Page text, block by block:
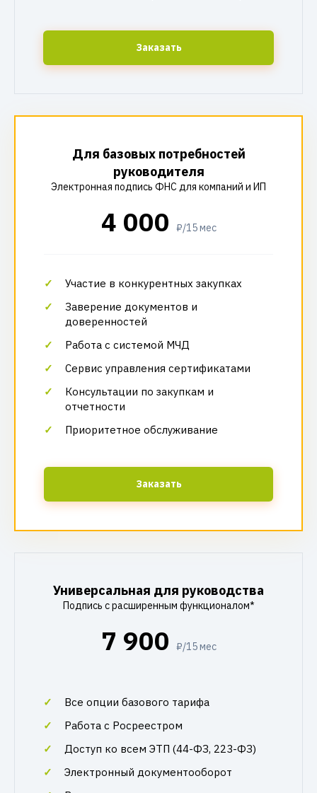
Заказать
Для базовых потребностей
руководителя
Электронная подпись ФНС для компаний и ИП
4 000 ₽/15 мес
Участие в конкурентных закупках
Заверение документов и
доверенностей
Работа с системой МЧД
Сервис управления сертификатами
Консультации по закупкам и
отчетности
Приоритетное обслуживание
Заказать
Универсальная для руководства
Подпись с расширенным функционалом*
7 900 ₽/15 мес
Все опции базового тарифа
Работа с Росреестром
Доступ ко всем ЭТП (44-ФЗ, 223-ФЗ)
Электронный документооборот